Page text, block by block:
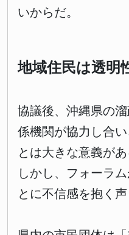
いからだ。
地域住民は透明
協議後、沖縄県の
係機関が協力し合
とは大きな意義が
しかし、フォーラ
とに不信感を抱く声